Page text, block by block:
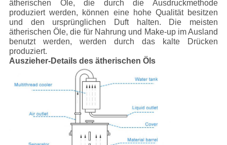
ätherischen Öle, die durch die Ausdruckmethode
produziert werden, können eine hohe Qualität besitzen
und den ursprünglichen Duft halten. Die meisten
ätherischen Öle, die für Nahrung und Make-up im Ausland
benutzt werden, werden durch das kalte Drücken
produziert.
Auszieher-Details des ätherischen Öls